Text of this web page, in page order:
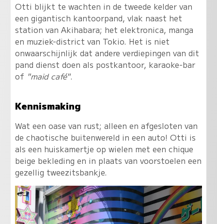
Otti blijkt te wachten in de tweede kelder van
een gigantisch kantoorpand, vlak naast het
station van Akihabara; het elektronica, manga
en muziek-district van Tokio. Het is niet
onwaarschijnlijk dat andere verdiepingen van dit
pand dienst doen als postkantoor, karaoke-bar
of "maid café".
Kennismaking
Wat een oase van rust; alleen en afgesloten van
de chaotische buitenwereld in een auto! Otti is
als een huiskamertje op wielen met een chique
beige bekleding en in plaats van voorstoelen een
gezellig tweezitsbankje.